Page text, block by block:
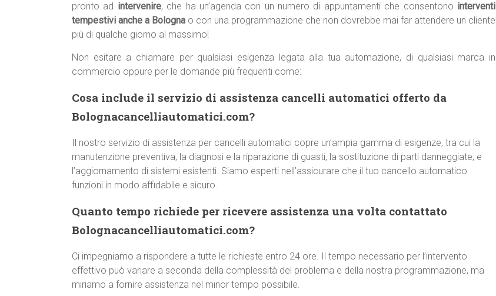
pronto ad intervenire, che ha un’agenda con un numero di appuntamenti che consentono interventi
tempestivi anche a Bologna o con una programmazione che non dovrebbe mai far attendere un cliente
più di qualche giorno al massimo!
Non esitare a chiamare per qualsiasi esigenza legata alla tua automazione, di qualsiasi marca in
commercio oppure per le domande più frequenti come:
Cosa include il servizio di assistenza cancelli automatici offerto da
Bolognacancelliautomatici.com?
Il nostro servizio di assistenza per cancelli automatici copre un’ampia gamma di esigenze, tra cui la
manutenzione preventiva, la diagnosi e la riparazione di guasti, la sostituzione di parti danneggiate, e
l’aggiornamento di sistemi esistenti. Siamo esperti nell’assicurare che il tuo cancello automatico
funzioni in modo affidabile e sicuro.
Quanto tempo richiede per ricevere assistenza una volta contattato
Bolognacancelliautomatici.com?
Ci impegniamo a rispondere a tutte le richieste entro 24 ore. Il tempo necessario per l’intervento
effettivo può variare a seconda della complessità del problema e della nostra programmazione, ma
miriamo a fornire assistenza nel minor tempo possibile.